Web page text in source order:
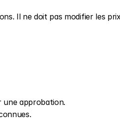
Il ne doit pas modifier les
une approbation.